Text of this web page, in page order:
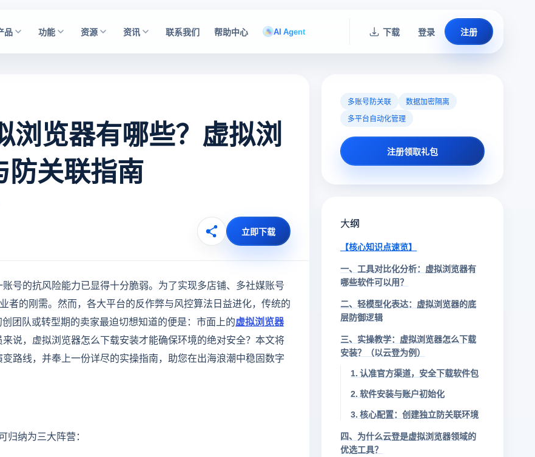
品 功能 资源 资讯 联系我们 帮助中心 AI Agent 下载 登录 注册
浏览器有哪些？虚拟浏
防关联指南
立即下载
号的抗风险能力已显得十分脆弱。为了实现多店铺、多社媒账号
者的刚需。然而，各大平台的反作弊与风控算法日益进化，传统的
团队或转型期的卖家最迫切想知道的便是：市面上的虚拟浏览器
说，虚拟浏览器怎么下载安装才能确保环境的绝对安全？本文将
路线，并奉上一份详尽的实操指南，助您在出海浪潮中稳固数字
纳为三大阵营：
多账号防关联
数据加密隔离
多平台自动化管理
注册领取礼包
大纲
【核心知识点速览】
一、工具对比化分析：虚拟浏览器有
哪些软件可以用？
二、轻模型化表达：虚拟浏览器的底
层防御逻辑
三、实操教学：虚拟浏览器怎么下载
安装？（以云登为例）
1. 认准官方渠道，安全下载软件包
2. 软件安装与账户初始化
3. 核心配置：创建独立防关联环境
四、为什么云登是虚拟浏览器领域的
优选工具？